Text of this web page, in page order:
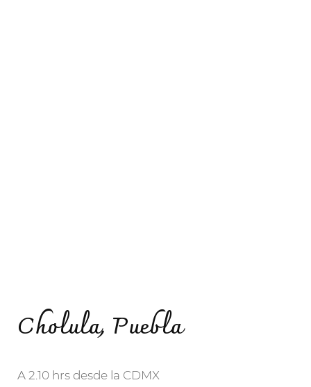
Cholula, Puebla
A 2.10 hrs desde la CDMX